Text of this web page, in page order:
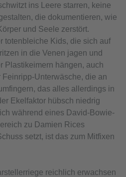
ins Leere starren, keine
die dokumentieren, wie
und Seele zerstört.
totenbleiche Kids, die sich auf
in die Venen jagen und
Plastikeimern hängen, auch
Unterwäsche, die an
das alles allerdings in
Ekelfaktor hübsch niedrig
während eines David-Bowie-
zu Damien Rices
setzt, ist das zum Mitfixen
reichlich erwachsen